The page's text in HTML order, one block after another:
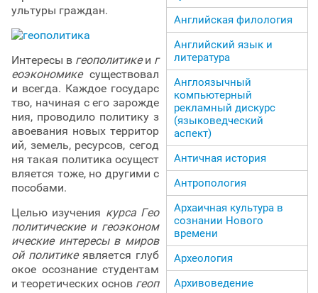
ультуры граждан.
Интересы в геополитикеи г
еоэкономике существовал
и всегда. Каждое государс
тво, начиная с его зарожде
ния, проводило политику з
авоевания новых территор
ий, земель, ресурсов, сегод
ня такая политика осущест
вляется тоже, но другими с
пособами.
Целью изучения курса Гео
политические и геоэконом
ические интересы в миров
ой политикеявляется глуб
окое осознание студентам
и теоретических основ геоп
Английская филология
Английский язык и
литература
Англоязычный
компьютерный
рекламный дискурс
(языковедческий
аспект)
Античная история
Антропология
Архаичная культура в
сознании Нового
времени
Археология
Архивоведение